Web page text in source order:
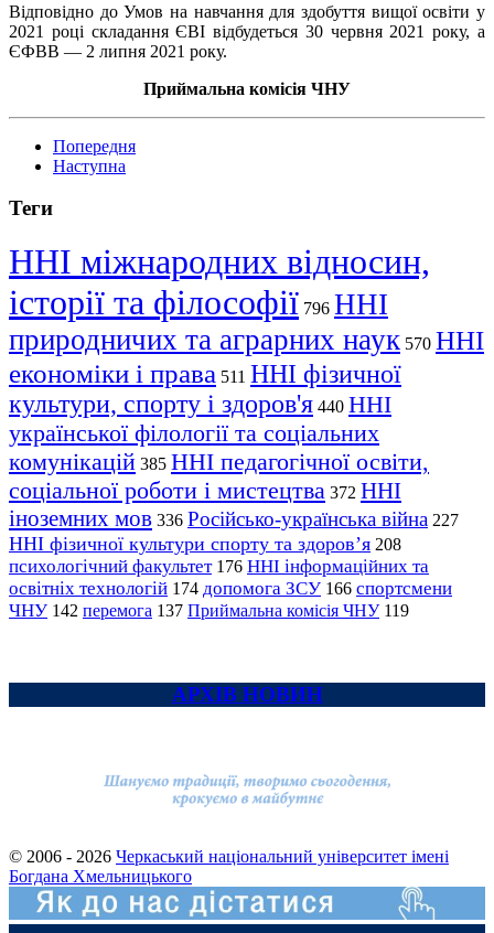
Відповідно до Умов на навчання для здобуття вищої освіти у
2021 році складання ЄВІ відбудеться 30 червня 2021 року, а
ЄФВВ — 2 липня 2021 року.
Приймальна комісія ЧНУ
Попередня
Наступна
Теги
ННІ міжнародних відносин,
історії та філософії 796 ННІ
природничих та аграрних наук 570 ННІ
економіки і права 511 ННІ фізичної
культури, спорту і здоров'я 440 ННІ
української філології та соціальних
комунікацій 385 ННІ педагогічної освіти,
соціальної роботи і мистецтва 372 ННІ
іноземних мов 336 Російсько-українська війна 227
ННІ фізичної культури спорту та здоров’я 208
психологічний факультет 176 ННІ інформаційних та
освітніх технологій 174 допомога ЗСУ 166 спортсмени
ЧНУ 142 перемога 137 Приймальна комісія ЧНУ 119
АРХІВ НОВИН
© 2006 - 2026 Черкаський національний університет імені
Богдана Хмельницького